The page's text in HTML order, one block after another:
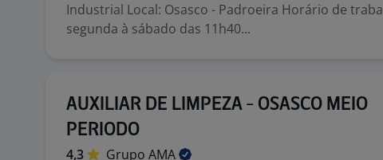
Industrial Local: Osasco - Padroeira Horário de
segunda à sábado das 11h40...
AUXILIAR DE LIMPEZA - OSASCO MEIO
PERIODO
4,3 Grupo AMA